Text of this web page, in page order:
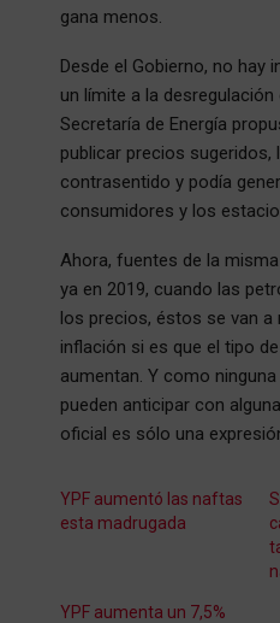
gana menos.
Desde el Gobierno, no hay
un límite a la desregulación
Secretaría de Energía
publicar precios sugeridos,
contrasentido y podía
consumidores y los
Ahora, fuentes de la
ya en 2019, cuando las
los precios, éstos se van a
inflación si es que el tipo
aumentan. Y como
pueden anticipar con
oficial es sólo una
YPF aumentó las naftas
esta madrugada
YPF aumenta un 7,5%